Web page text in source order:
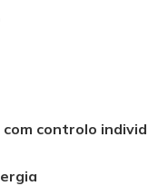
controlo